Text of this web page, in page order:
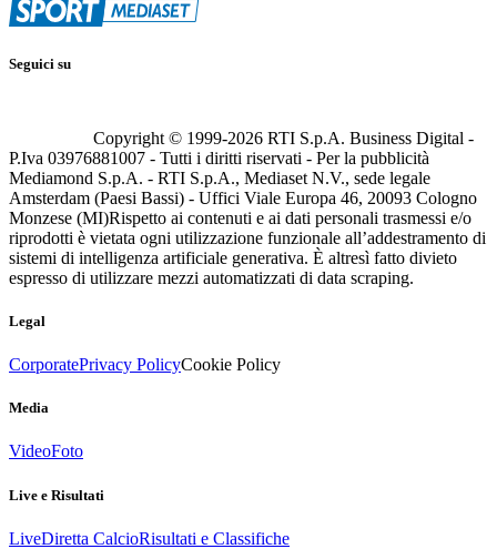
Seguici su
Copyright © 1999-2026 RTI S.p.A. Business Digital -
P.Iva 03976881007 - Tutti i diritti riservati - Per la pubblicità
Mediamond S.p.A. - RTI S.p.A., Mediaset N.V., sede legale
Amsterdam (Paesi Bassi) - Uffici Viale Europa 46, 20093 Cologno
Monzese (MI)Rispetto ai contenuti e ai dati personali trasmessi e/o
riprodotti è vietata ogni utilizzazione funzionale all’addestramento di
sistemi di intelligenza artificiale generativa. È altresì fatto divieto
espresso di utilizzare mezzi automatizzati di data scraping.
Legal
CorporatePrivacy PolicyCookie Policy
Media
VideoFoto
Live e Risultati
LiveDiretta CalcioRisultati e Classifiche